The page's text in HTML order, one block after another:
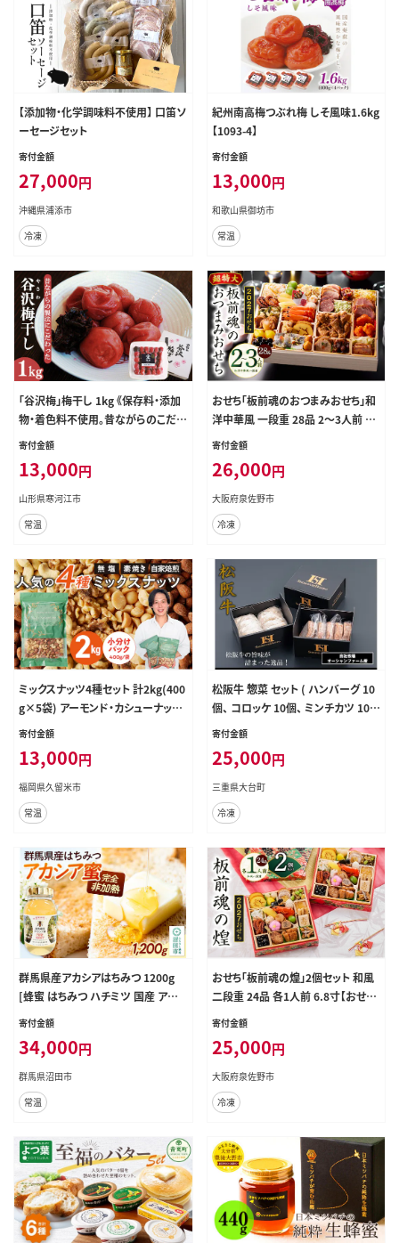
【添加物・化学調味料不使用】 口笛ソ
ーセージセット
寄付金額
27,000円
沖縄県浦添市
冷凍
紀州南高梅つぶれ梅 しそ風味1.6kg
【1093-4】
寄付金額
13,000円
和歌山県御坊市
常温
「谷沢梅」梅干し 1kg 《保存料・添加
物・着色料不使用。昔ながらのこだわ
りの梅干し》山形県産 鴨田太平商店
寄付金額
13,000円
山形県寒河江市
常温
おせち「板前魂のおつまみおせち」和
洋中華風 一段重 28品 2～3人前 9.
8寸【おせち料理 板前魂 贅沢おせち
おせち料理2027】 Y221
寄付金額
26,000円
大阪府泉佐野市
冷凍
ミックスナッツ4種セット 計2kg(400
g×5袋) アーモンド・カシューナッ
ツ・生くるみ・マカダミアナッツ_Ca5
寄付金額
13,000円
福岡県久留米市
常温
松阪牛 惣菜 セット ( ハンバーグ 10
個、 コロッケ 10個、 ミンチカツ 10
個)/冷凍 瀬古食品 JGAP認定 松阪
台町 30個 牛肉 お惣菜 総菜 おかず
肉 お肉 ブランド牛 ご自宅用 家庭用
ギフト 贈答用 三重県 大台町 0018
寄付金額
25,000円
三重県大台町
冷凍
群馬県産アカシアはちみつ 1200g
[蜂蜜 はちみつ ハチミツ 国産 アカシ
ア アカシヤ]
寄付金額
34,000円
群馬県沼田市
常温
おせち「板前魂の煌」2個セット 和風
二段重 24品 各1人前 6.8寸【おせち
料理 板前魂 贅沢おせち お節 惣菜
冷凍 先行予約 年内発送 おせち料理
2027】 Y228
寄付金額
25,000円
大阪府泉佐野市
冷凍